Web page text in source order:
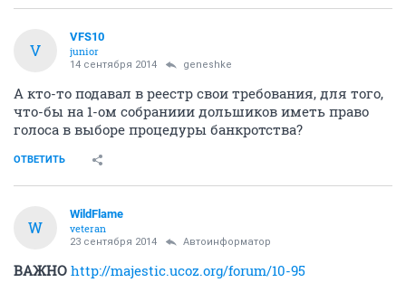
V
VFS10
junior
14 сентября 2014 geneshke
А кто-то подавал в реестр свои требования, для того,
что-бы на 1-ом собраниии дольшиков иметь право
голоса в выборе процедуры банкротства?
ОТВЕТИТЬ
W
WildFlame
veteran
23 сентября 2014 Автоинформатор
ВАЖНО http://majestic.ucoz.org/forum/10-95